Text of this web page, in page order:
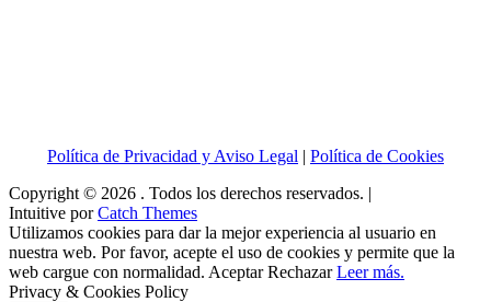
Política de Privacidad y Aviso Legal | Política de Cookies
Copyright © 2026 . Todos los derechos reservados. |
Intuitive porCatch Themes
Utilizamos cookies para dar la mejor experiencia al usuario en
nuestra web. Por favor, acepte el uso de cookies y permite que la
web cargue con normalidad. Aceptar Rechazar Leer más.
Privacy & Cookies Policy